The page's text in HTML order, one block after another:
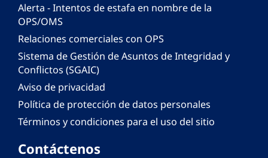
Alerta - Intentos de estafa en nombre de la
OPS/OMS
Relaciones comerciales con OPS
Sistema de Gestión de Asuntos de Integridad y
Conflictos (SGAIC)
Aviso de privacidad
Política de protección de datos personales
Términos y condiciones para el uso del sitio
Contáctenos